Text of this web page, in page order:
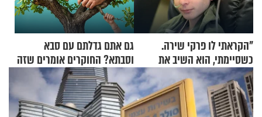
"הקראתי לו פרקי שירה.
כשסיימתי, הוא השיב את
נשמתו לבורא"
גם אתם גדלתם עם סבא
וסבתא? החוקרים אומרים שזה
מתכון מנצח